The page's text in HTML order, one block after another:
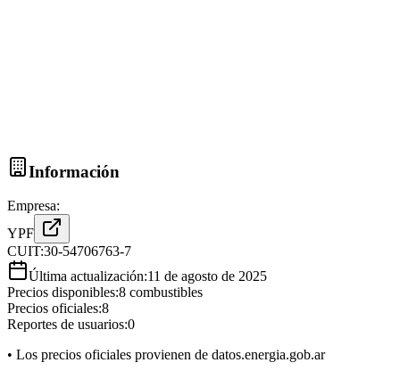
Información
Empresa:
YPF
CUIT:30-54706763-7
Última actualización:11 de agosto de 2025
Precios disponibles:8 combustibles
Precios oficiales:8
Reportes de usuarios:0
• Los precios oficiales provienen de datos.energia.gob.ar